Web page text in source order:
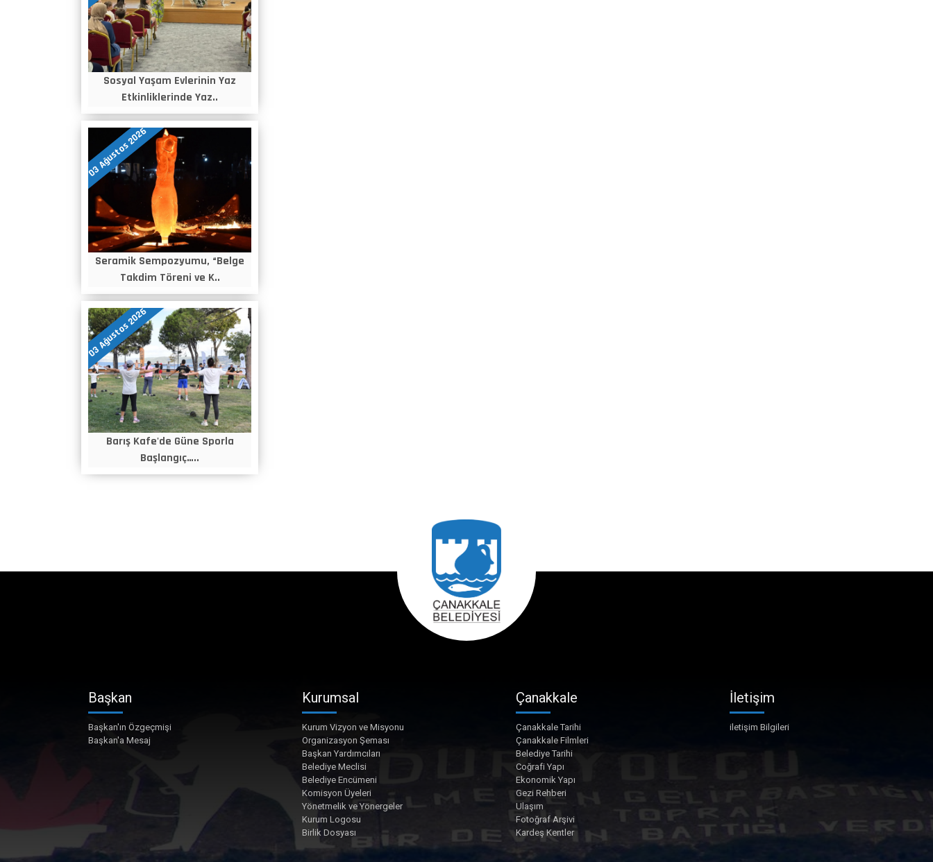
Sosyal Yaşam Evlerinin Yaz
Etkinliklerinde Yaz..
03 Ağustos 2026
Seramik Sempozyumu, “Belge
Takdim Töreni ve K..
03 Ağustos 2026
Barış Kafe'de Güne Sporla
Başlangıç…..
Başkan
Başkan'ın Özgeçmişi
Başkan'a Mesaj
Kurumsal
Kurum Vizyon ve Misyonu
Organizasyon Şeması
Başkan Yardımcıları
Belediye Meclisi
Belediye Encümeni
Komisyon Üyeleri
Yönetmelik ve Yönergeler
Kurum Logosu
Birlik Dosyası
Çanakkale
Çanakkale Tarihi
Çanakkale Filmleri
Belediye Tarihi
Coğrafi Yapı
Ekonomik Yapı
Gezi Rehberi
Ulaşım
Fotoğraf Arşivi
Kardeş Kentler
İletişim
iletişim Bilgileri